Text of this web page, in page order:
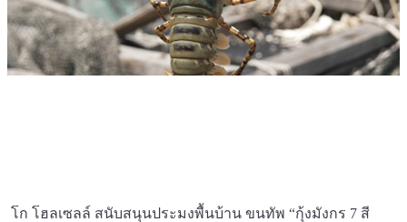
โก โฮลเซลล์ สนับสนุนประมงพื้นบ้าน ขนทัพ “กุ้งมังกร 7 สี